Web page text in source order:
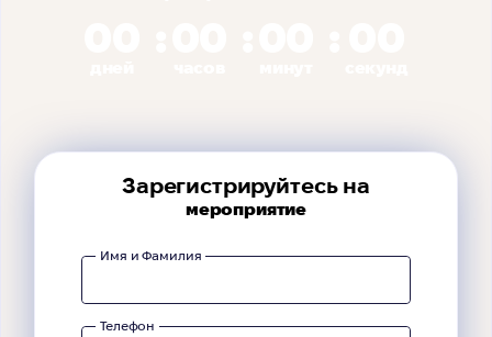
Зарегистрируйтесь на
мероприятие
Имя и Фамилия
Телефон